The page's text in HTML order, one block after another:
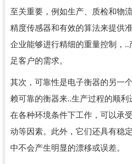
至关重要，例如生产、质检和物
精度传感器和有效的算法来提供
企业能够进行精细的重量控制，
足客户的需求。
其次，可靠性是电子衡器的另一
赖可靠的衡器来..生产过程的顺
在各种环境条件下工作，可以承
动等因素。此外，它们还具有稳
中不会产生明显的漂移或误差。